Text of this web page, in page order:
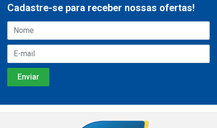
Cadastre-se para receber nossas ofertas!